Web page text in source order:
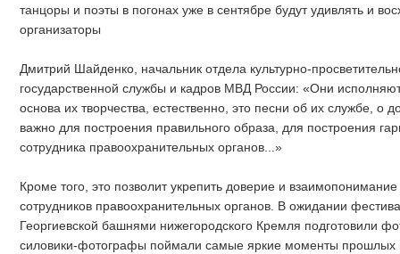
танцоры и поэты в погонах уже в сентябре будут удивлять и
организаторы
Дмитрий Шайденко, начальник отдела культурно-
государственной службы и кадров МВД России: «Они
основа их творчества, естественно, это песни об их службе,
важно для построения правильного образа, для построения
сотрудника правоохранительных органов...»
Кроме того, это позволит укрепить доверие и
сотрудников правоохранительных органов. В ожидании
Георгиевской башнями нижегородского Кремля подготовили
силовики-фотографы поймали самые яркие моменты прошлых